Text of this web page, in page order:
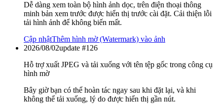
Dễ dàng xem toàn bộ hình ảnh dọc, trên điện thoại thông
minh bản xem trước được hiển thị trước cài đặt. Cải thiện lỗi
tải hình ảnh để không biến mất.
Cập nhậtThêm hình mờ (Watermark) vào ảnh
2026/08/02update #126
Hỗ trợ xuất JPEG và tải xuống với tên tệp gốc trong công cụ
hình mờ
Bây giờ bạn có thể hoàn tác ngay sau khi đặt lại, và khi
không thể tải xuống, lý do được hiển thị gần nút.